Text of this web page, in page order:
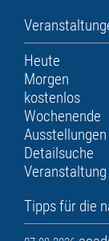
Heute
Morgen
kostenlos
Wochenende
Ausstellungen
Detailsuche
Tipps für die